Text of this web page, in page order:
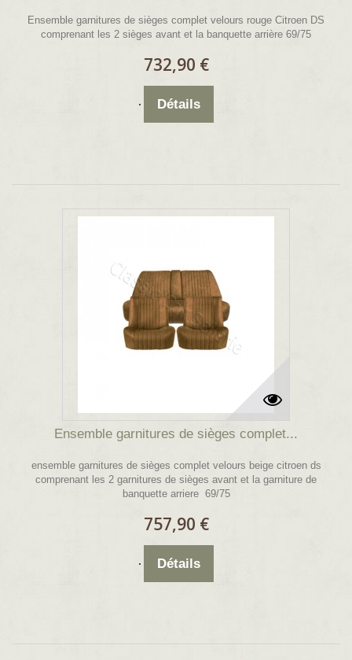
Ensemble garnitures de sièges complet velours rouge Citroen DS
comprenant les 2 sièges avant et la banquette arrière 69/75
732,90 €
Détails
Ensemble garnitures de sièges complet...
ensemble garnitures de sièges complet velours beige citroen ds
comprenant les 2 garnitures de sièges avant et la garniture de
banquette arriere 69/75
757,90 €
Détails